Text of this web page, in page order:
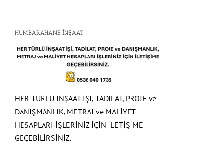
HUMBARAHANE İNŞAAT
HER TÜRLÜ İNŞAAT İŞİ, TADİLAT, PROJE ve
DANIŞMANLIK, METRAJ ve MALİYET
HESAPLARI İŞLERİNİZ İÇİN İLETİŞİME
GEÇEBİLİRSİNİZ.